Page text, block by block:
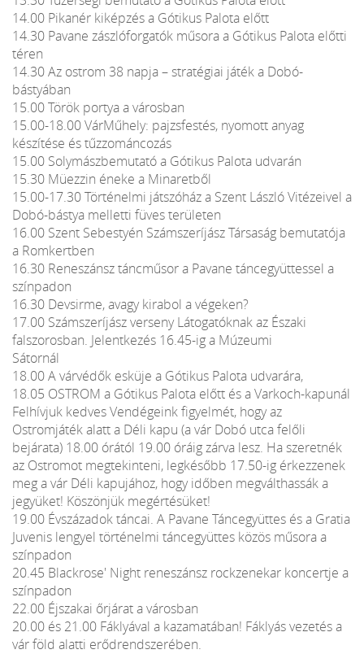
14.00 Pikanér kiképzés a Gótikus Palota előtt
14.30 Pavane zászlóforgatók műsora a Gótikus Palota előtti
téren
14.30 Az ostrom 38 napja – stratégiai játék a Dobó-
bástyában
15.00 Török portya a városban
15.00-18.00 VárMűhely: pajzsfestés, nyomott anyag
készítése és tűzzománcozás
15.00 Solymászbemutató a Gótikus Palota udvarán
15.30 Müezzin éneke a Minaretből
15.00-17.30 Történelmi játszóház a Szent László Vitézeivel a
Dobó-bástya melletti füves területen
16.00 Szent Sebestyén Számszeríjász Társaság bemutatója
a Romkertben
16.30 Reneszánsz táncműsor a Pavane táncegyüttessel a
színpadon
16.30 Devsirme, avagy kirabol a végeken?
17.00 Számszeríjász verseny Látogatóknak az Északi
falszorosban. Jelentkezés 16.45-ig a Múzeumi
Sátornál
18.00 A várvédők esküje a Gótikus Palota udvarára,
18.05 OSTROM a Gótikus Palota előtt és a Varkoch-kapunál
Felhívjuk kedves Vendégeink figyelmét, hogy az
Ostromjáték alatt a Déli kapu (a vár Dobó utca felőli
bejárata) 18.00 órától 19.00 óráig zárva lesz. Ha szeretnék
az Ostromot megtekinteni, legkésőbb 17.50-ig érkezzenek
meg a vár Déli kapujához, hogy időben megválthassák a
jegyüket! Köszönjük megértésüket!
19.00 Évszázadok táncai. A Pavane Táncegyüttes és a Gratia
Juvenis lengyel történelmi táncegyüttes közös műsora a
színpadon
20.45 Blackrose' Night reneszánsz rockzenekar koncertje a
színpadon
22.00 Éjszakai őrjárat a városban
20.00 és 21.00 Fáklyával a kazamatában! Fáklyás vezetés a
vár föld alatti erődrendszerében.